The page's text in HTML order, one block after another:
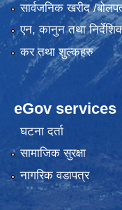
सार्वजनिक खरीद /
एन, कानुन तथा
कर तथा शुल्कहरु
eGov services
घटना दर्ता
सामाजिक सुरक्षा
नागरिक वडापत्र